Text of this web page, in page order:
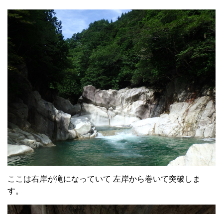
ここは右岸が滝になっていて 左岸から巻いて突破しま
す。